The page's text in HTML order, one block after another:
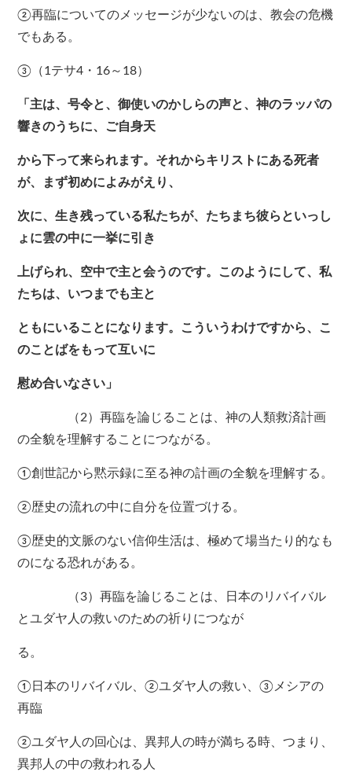
②再臨についてのメッセージが少ないのは、教会の危機
でもある。
③（1テサ4・16～18）
「主は、号令と、御使いのかしらの声と、神のラッパの
響きのうちに、ご自身天
から下って来られます。それからキリストにある死者
が、まず初めによみがえり、
次に、生き残っている私たちが、たちまち彼らといっし
ょに雲の中に一挙に引き
上げられ、空中で主と会うのです。このようにして、私
たちは、いつまでも主と
ともにいることになります。こういうわけですから、こ
のことばをもって互いに
慰め合いなさい」
（2）再臨を論じることは、神の人類救済計画
の全貌を理解することにつながる。
①創世記から黙示録に至る神の計画の全貌を理解する。
②歴史の流れの中に自分を位置づける。
③歴史的文脈のない信仰生活は、極めて場当たり的なも
のになる恐れがある。
（3）再臨を論じることは、日本のリバイバル
とユダヤ人の救いのための祈りにつなが
る。
①日本のリバイバル、②ユダヤ人の救い、③メシアの
再臨
②ユダヤ人の回心は、異邦人の時が満ちる時、つまり、
異邦人の中の救われる人